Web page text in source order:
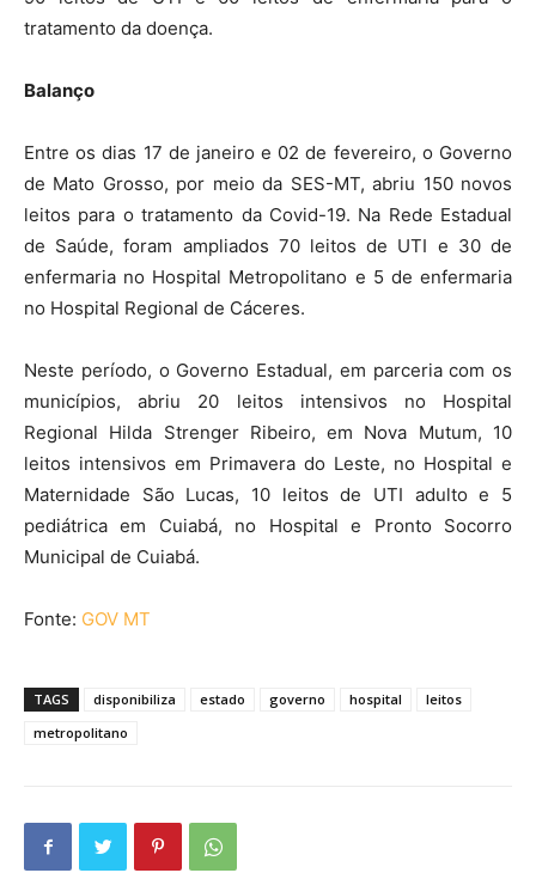
tratamento da doença.
Balanço
Entre os dias 17 de janeiro e 02 de fevereiro, o Governo
de Mato Grosso, por meio da SES-MT, abriu 150 novos
leitos para o tratamento da Covid-19. Na Rede Estadual
de Saúde, foram ampliados 70 leitos de UTI e 30 de
enfermaria no Hospital Metropolitano e 5 de enfermaria
no Hospital Regional de Cáceres.
Neste período, o Governo Estadual, em parceria com os
municípios, abriu 20 leitos intensivos no Hospital
Regional Hilda Strenger Ribeiro, em Nova Mutum, 10
leitos intensivos em Primavera do Leste, no Hospital e
Maternidade São Lucas, 10 leitos de UTI adulto e 5
pediátrica em Cuiabá, no Hospital e Pronto Socorro
Municipal de Cuiabá.
Fonte: GOV MT
TAGS disponibiliza estado governo hospital
leitos
metropolitano